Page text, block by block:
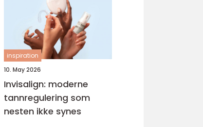
inspiration
10. May 2026
Invisalign: moderne
tannregulering som
nesten ikke synes